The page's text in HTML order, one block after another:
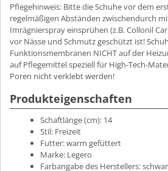
Pflegehinweis: Bitte die Schuhe vor dem
regelmäßigen Abständen zwischendurch
Imrägnierspray einsprühen (z.B. Collonil
vor Nässe und Schmutz geschützt ist!
Funktionsmembranen NICHT auf der
auf Pflegemittel speziell für High-Tech-
Poren nicht verklebt werden!
Produkteigenschaften
Schaftlänge (cm): 14
Stil: Freizeit
Futter:warm gefüttert
Marke: Legero
Farbangabe des Herstellers: